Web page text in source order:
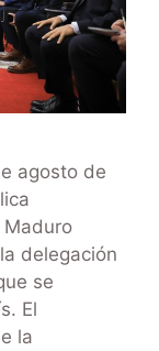
agosto de
Maduro
delegación
se
El
la